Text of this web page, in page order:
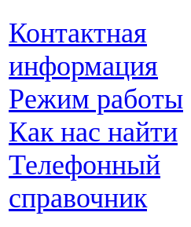
Контактная
информация
Режим работы
Как нас найти
Телефонный
справочник